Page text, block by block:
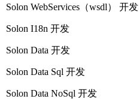
Solon WebServices（wsdl） 开发
Solon I18n 开发
Solon Data 开发
Solon Data Sql 开发
Solon Data NoSql 开发